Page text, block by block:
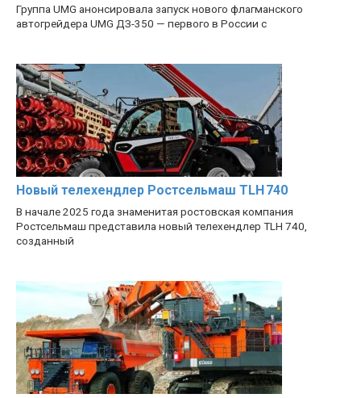
Группа UMG анонсировала запуск нового флагманского
автогрейдера UMG ДЗ-350 — первого в России с
Новый телехендлер Ростсельмаш TLH 740
В начале 2025 года знаменитая ростовская компания
Ростсельмаш представила новый телехендлер TLH 740,
созданный